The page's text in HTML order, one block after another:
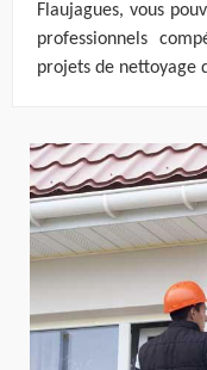
Flaujagues, vous
professionnels
projets de nettoyage